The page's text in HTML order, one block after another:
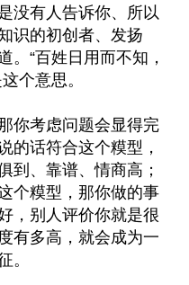
没有人告诉你、所以
识的初创者、发扬
。“百姓日用而不知，
个意思。
你考虑问题会显得完
的话符合这个糢型，
到、靠谱、情商高；
个糢型，那你做的事
，别人评价你就是很
有多高，就会成为一
。